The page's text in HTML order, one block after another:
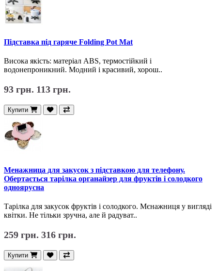
Підставка під гаряче Folding Pot Mat
Висока якість: матеріал ABS, термостійкий і
водонепроникний. Модний і красивий, хорош..
93 грн. 113 грн.
Купити
Менажница для закусок з підставкою для телефону.
Обертається тарілка органайзер для фруктів і солодкого
одноярусна
Тарілка для закусок фруктів і солодкого. Мєнажниця у вигляді
квітки. Не тільки зручна, але й радуват..
259 грн. 316 грн.
Купити